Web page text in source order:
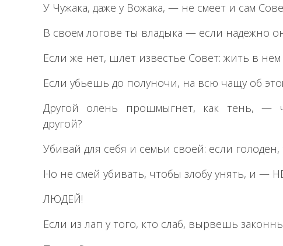
У Чужака, даже у Вожака, — не смеет и сам
В своем логове ты владыка — если надежно
Если же нет, шлет известье Совет: жить в
Если убьешь до полуночи, на всю чащу об
Другой олень прошмыгнет, как тень, —
другой?
Убивай для себя и семьи своей: если
Но не смей убивать, чтобы злобу унять, и —
ЛЮДЕЙ!
Если из лап у того, кто слаб, вырвешь